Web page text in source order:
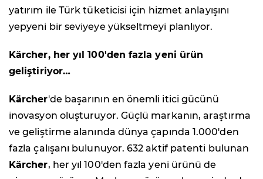
yatırım ile Türk tüketicisi için hizmet anlayışını
yepyeni bir seviyeye yükseltmeyi planlıyor.
Kärcher, her yıl 100'den fazla yeni ürün
geliştiriyor…
Kärcher'de başarının en önemli itici gücünü
inovasyon oluşturuyor. Güçlü markanın, araştırma
ve geliştirme alanında dünya çapında 1.000'den
fazla çalışanı bulunuyor. 632 aktif patenti bulunan
Kärcher, her yıl 100'den fazla yeni ürünü de